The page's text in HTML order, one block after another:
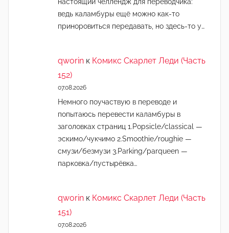
ведь каламбуры ещё можно как-то
приноровиться передавать, но здесь-то у…
qworin к Комикс Скарлет Леди (Часть
152)
07.08.2026
Немного поучаствую в переводе и
попытаюсь перевести каламбуры в
заголовках страниц 1.Popsicle/classical —
эскимо/чукчимо 2.Smoothie/roughie —
смузи/безмузи 3.Parking/parqueen —
парковка/пустырёвка…
qworin к Комикс Скарлет Леди (Часть
151)
07.08.2026